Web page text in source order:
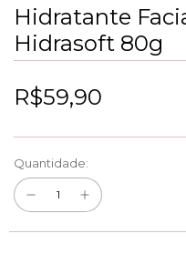
Hidratante
Hidrasoft 80g
R$59,90
Quantidade: